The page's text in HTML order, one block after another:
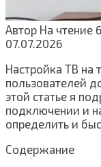
Автор На чтение
07.07.2026
Настройка ТВ на
пользователей
этой статье я
подключении и
определить и
Содержание